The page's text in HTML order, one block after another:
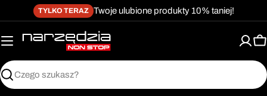
Przejdź do treści
Przejdź do menu
Przejdź do stopki
dostępności
do
treści
TYLKO TERAZ Twoje ulubione produkty 10% taniej!
Szukaj